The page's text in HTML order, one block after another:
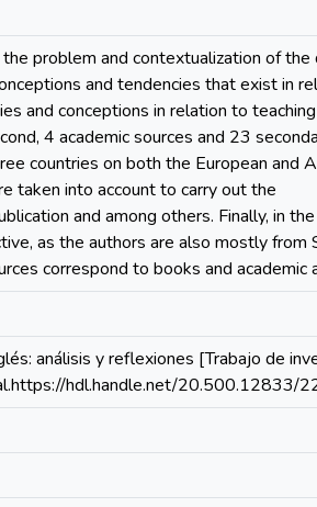
problem and contextualization of the
and tendencies that exist in
and conceptions in relation to
4 academic sources and 23
countries on both the European and
taken into account to carry out the
and among others. Finally, in
as the authors are also mostly from
correspond to books and academic
análisis y reflexiones [Trabajo de
hdl.handle.net/20.500.12833/